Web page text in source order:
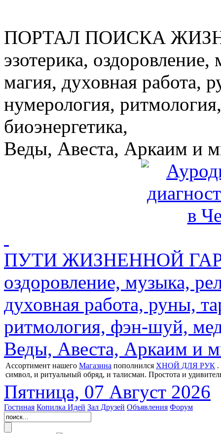
ПОРТАЛ ПОИСКА
эзотерика,
магия, духовная работа,
нумерология,
биоэнергетика,
Веды, Авеста, Аркаим и
ПУТИ ЖИЗНЕННОЙ
оздоровление, музыка,
духовная работа, руны,
ритмология, фэн-шуй,
Веды, Авеста, Аркаим и
Ассортимент нашего Магазина пополнился ХНОЙ ДЛЯ РУК .
символ, и ритуальный обряд, и талисман. Простота и
Пятница, 07 Август 2026
Гостиная Копилка Идей Зал Друзей Объявления Форум